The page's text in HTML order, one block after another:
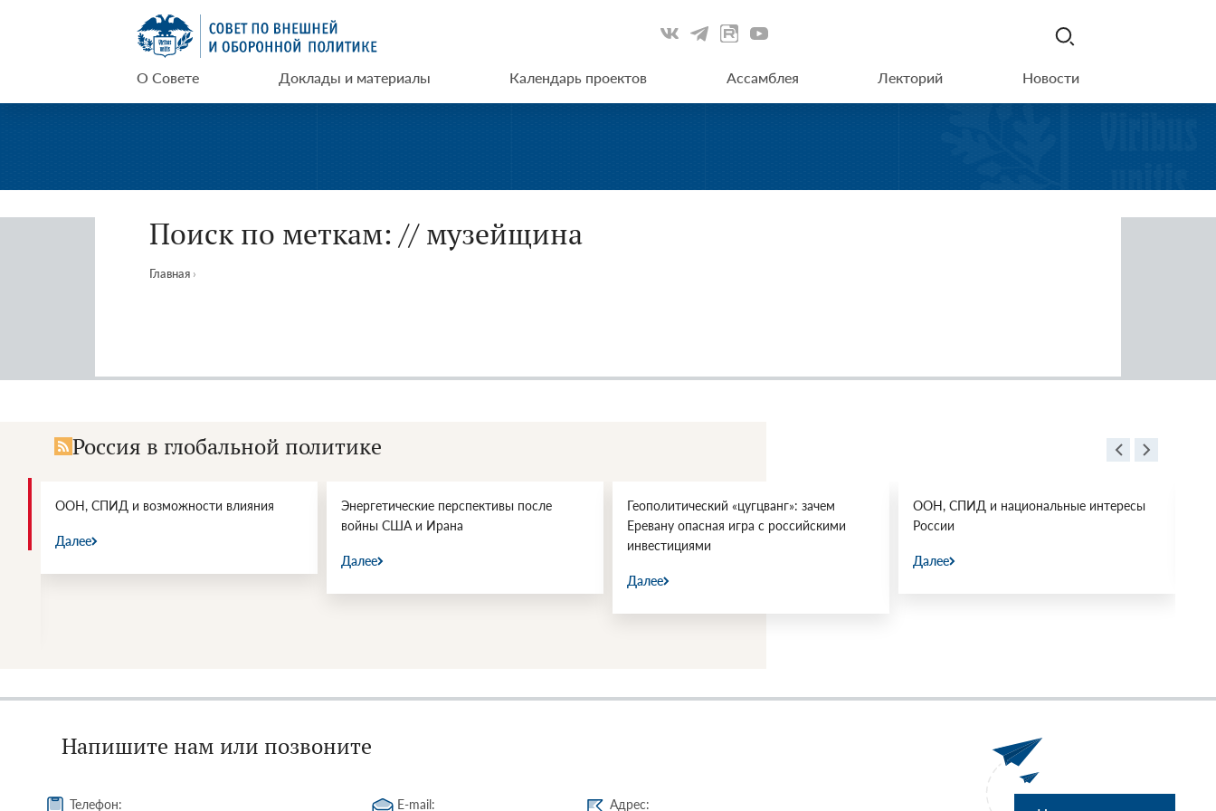
СВОП
О Совете Доклады и материалы Календарь проектов Ассамблея Лекторий Новости
Поиск по меткам: // музейщина
Главная ›
Россия в глобальной политике
ООН, СПИД и возможности влияния
Далее
Энергетические перспективы после
войны США и Ирана
Далее
Геополитический «цугцванг»: зачем
Еревану опасная игра с российскими
инвестициями
Далее
ООН, СПИД и национальные интересы
России
Далее
Напишите нам или позвоните
Телефон: E-mail: Адрес: